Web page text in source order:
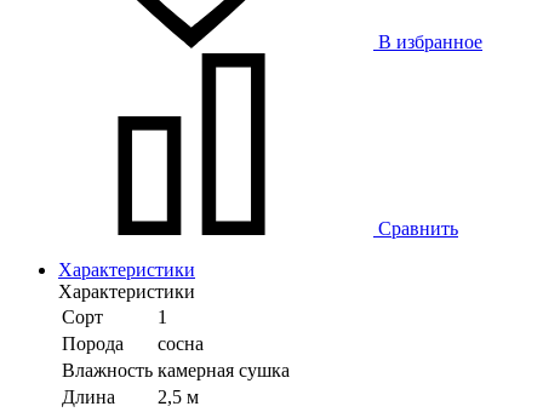
В избранное
Сравнить
Характеристики
Характеристики
Сорт
1
Порода
сосна
Влажность камерная сушка
Длина
2,5 м